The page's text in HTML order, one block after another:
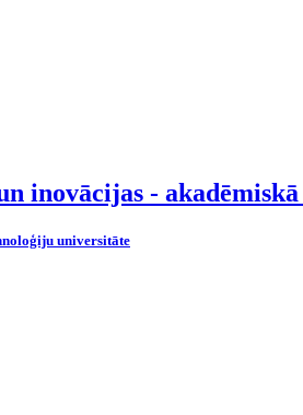
inovācijas -
universitāte